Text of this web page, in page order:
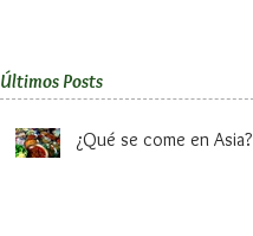
Últimos Posts
¿Qué se come en Asia?